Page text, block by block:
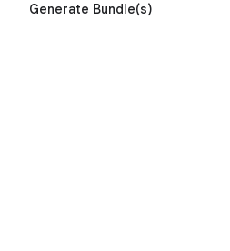
Generate Bundle(s)